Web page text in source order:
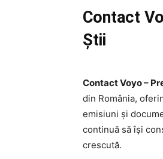
Contact
Știi
Contact Voyo –
din România,
emisiuni și
continuă să își
crescută.